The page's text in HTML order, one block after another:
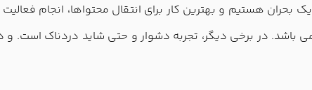
هستیم و بهترین کار برای انتقال محتواها، انجام فعالیت
می باشد. در برخی دیگر، تجربه دشوار و حتی شاید دردناک